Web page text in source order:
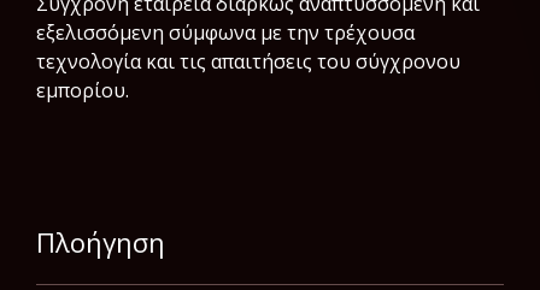
εξελισσόμενη σύμφωνα µε την τρέχουσα
τεχνολογία και τις απαιτήσεις του σύγχρονου
εμπορίου.
Πλοήγηση